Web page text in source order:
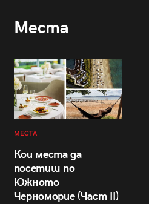
Места
МЕСТА
Кои места да
посетиш по
Южното
Черноморие (Част II)